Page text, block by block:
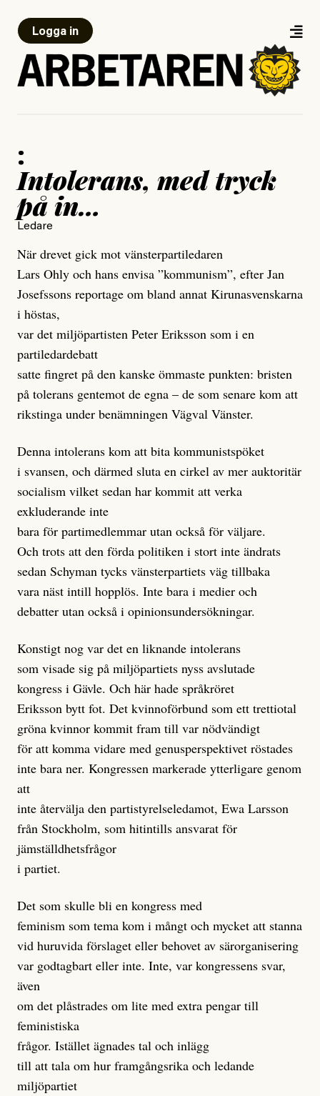
Logga in
:
Intolerans, med tryck
på in…
Ledare
När drevet gick mot vänsterpartiledaren
Lars Ohly och hans envisa ”kommunism”, efter Jan
Josefssons reportage om bland annat Kirunasvenskarna
i höstas,
var det miljöpartisten Peter Eriksson som i en
partiledardebatt
satte fingret på den kanske ömmaste punkten: bristen
på tolerans gentemot de egna – de som senare kom att
rikstinga under benämningen Vägval Vänster.
Denna intolerans kom att bita kommunistspöket
i svansen, och därmed sluta en cirkel av mer auktoritär
socialism vilket sedan har kommit att verka
exkluderande inte
bara för partimedlemmar utan också för väljare.
Och trots att den förda politiken i stort inte ändrats
sedan Schyman tycks vänsterpartiets väg tillbaka
vara näst intill hopplös. Inte bara i medier och
debatter utan också i opinionsundersökningar.
Konstigt nog var det en liknande intolerans
som visade sig på miljöpartiets nyss avslutade
kongress i Gävle. Och här hade språkröret
Eriksson bytt fot. Det kvinnoförbund som ett trettiotal
gröna kvinnor kommit fram till var nödvändigt
för att komma vidare med genusperspektivet röstades
inte bara ner. Kongressen markerade ytterligare genom
att
inte återvälja den partistyrelseledamot, Ewa Larsson
från Stockholm, som hitintills ansvarat för
jämställdhetsfrågor
i partiet.
Det som skulle bli en kongress med
feminism som tema kom i mångt och mycket att stanna
vid huruvida förslaget eller behovet av särorganisering
var godtagbart eller inte. Inte, var kongressens svar,
även
om det plåstrades om lite med extra pengar till
feministiska
frågor. Istället ägnades tal och inlägg
till att tala om hur framgångsrika och ledande
miljöpartiet